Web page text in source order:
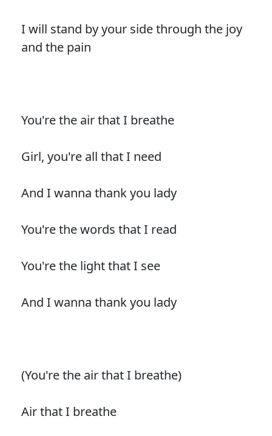
I will stand by your side through the joy
and the pain
You're the air that I breathe
Girl, you're all that I need
And I wanna thank you lady
You're the words that I read
You're the light that I see
And I wanna thank you lady
(You're the air that I breathe)
Air that I breathe